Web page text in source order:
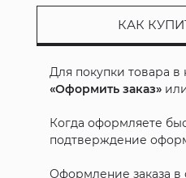
КАК
Для покупки товара
«Оформить заказ»
Когда оформляете
подтверждение
Оформление заказа